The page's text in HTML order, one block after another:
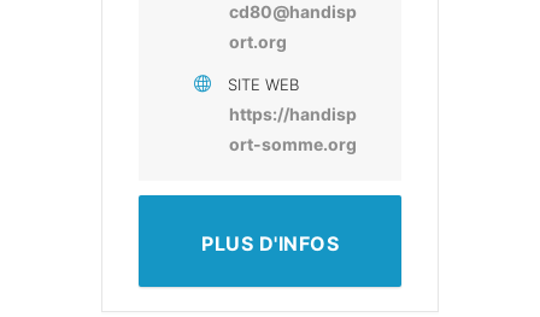
cd80@handisp
ort.org
SITE WEB
https://handisp
ort-somme.org
PLUS D'INFOS